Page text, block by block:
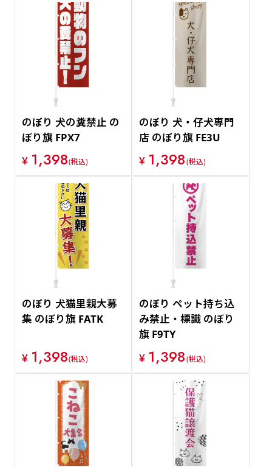
のぼり 犬の糞禁止 の
ぼり旗 FPX7
¥ 1,398(税込)
のぼり 犬・仔犬専門
店 のぼり旗 FE3U
¥ 1,398(税込)
のぼり 犬猫里親大募
集 のぼり旗 FATK
¥ 1,398(税込)
のぼり ペット持ち込
み禁止・標識 のぼり
旗 F9TY
¥ 1,398(税込)